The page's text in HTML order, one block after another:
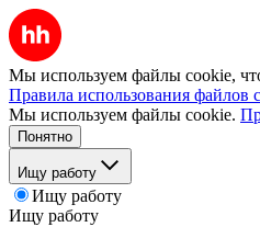
Мы используем файлы cookie,
Правила использования файлов
Мы используем файлы cookie.
Понятно
Ищу работу
Ищу работу
Ищу работу